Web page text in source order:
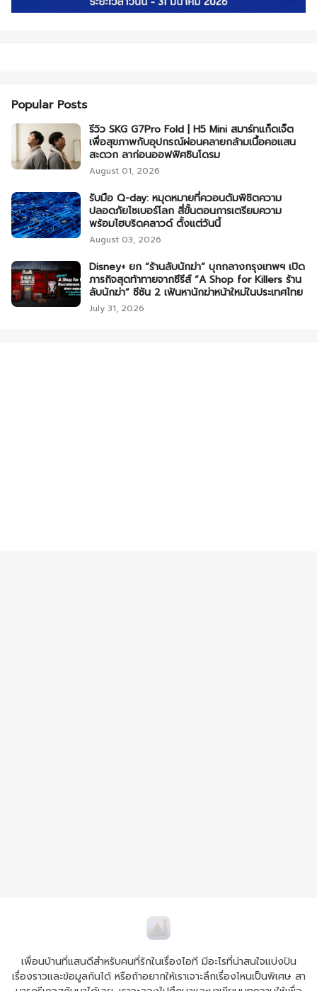
Popular Posts
รีวิว SKG G7Pro Fold | H5 Mini สมาร์ทแก็ดเจ็ต
เพื่อสุขภาพกับอุปกรณ์ผ่อนคลายกล้ามเนื้อคอแสน
สะดวก ลาก่อนออฟฟิศซินโดรม
August 01, 2026
รับมือ Q-day: หมุดหมายที่ควอนตัมพิชิตความ
ปลอดภัยไซเบอร์โลก สี่ขั้นตอนการเตรียมความ
พร้อมไฮบริดคลาวด์ ตั้งแต่วันนี้
August 03, 2026
Disney+ ยก “ร้านลับนักฆ่า” บุกกลางกรุงเทพฯ เปิด
ภารกิจสุดท้าทายจากซีรีส์ “A Shop for Killers ร้าน
ลับนักฆ่า” ซีซัน 2 เฟ้นหานักฆ่าหน้าใหม่ในประเทศไทย
July 31, 2026
เพื่อนบ้านที่แสนดีสำหรับคนที่รักในเรื่องไอที มีอะไรที่น่าสนใจแบ่งปัน
เรื่องราวและข้อมูลกันได้ หรือถ้าอยากให้เราเจาะลึกเรื่องไหนเป็นพิเศษ สา